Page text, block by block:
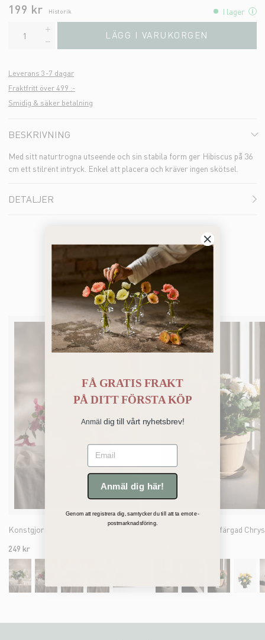
199 kr Historik I lager
LÄGG I VARUKORGEN
Leverans 3-7 dagar
Fraktfritt över 499 :-
Smidig & säker betalning
BESKRIVNING
Med sitt naturtrogna utseende och sin stabila form ger Hibiscus på 36
cm ett stilrent intryck. Enkel att placera och kräver ingen skötsel.
DETALJER
Du kanske också gillar
Konstgjord rosa Petunia 30cm
249 kr
FÅ GRATIS FRAKT
PÅDITT FÖRSTA KÖP
Anmäl dig till vårt nyhetsbrev!
Email
Anmäl dig här!
Genom att registrera dig, samtycker du till att ta emot e-
postmarknadsföring.